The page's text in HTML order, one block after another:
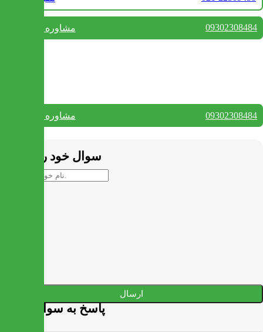
مشاوره واتس آپ 09302308484
مشاوره واتس آپ 09302308484
سوال خود را بپرسید
ارسال
پاسخ به سوالات شما